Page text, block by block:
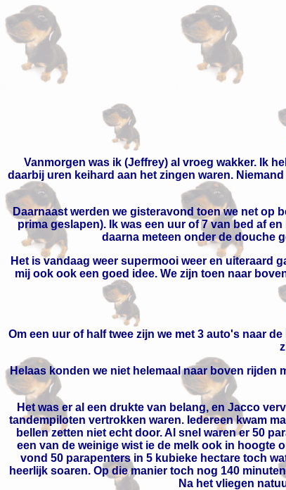
Vanmorgen was ik (Jeffrey) al vroeg wakker. Ik
daarbij uren keihard aan het zingen waren.
Daarnaast werden we gisteravond toen we net op
prima geslapen). Ik was een uur of 7 van bed af
daarna meteen onder de douche
Het is vandaag weer supermooi weer en uiteraard
mij ook ook een goed idee. We zijn toen naar
Om een uur of half twee zijn we met 3 auto's naar
Helaas konden we niet helemaal naar boven rijden
Het was er al een drukte van belang, en Jacco
tandempiloten vertrokken waren. Iedereen kwam
bellen zetten niet echt door. Al snel waren er 50
een van de weinige wist ie de melk ook in hoogte
vond 50 parapenters in 5 kubieke hectare toch
heerlijk soaren. Op die manier toch nog 140
Na het vliegen